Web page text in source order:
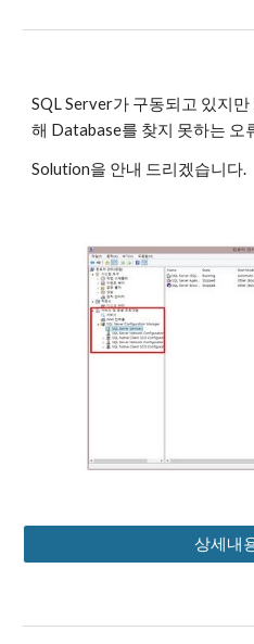
SQL Server가 구동되고 있지
해 Database를 찾지 못하는 오
Solution을 안내 드리겠습니다.
상세내